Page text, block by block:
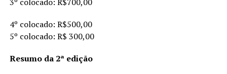
4º colocado: R$500,00
5º colocado: R$ 300,00
Resumo da 2ª edição